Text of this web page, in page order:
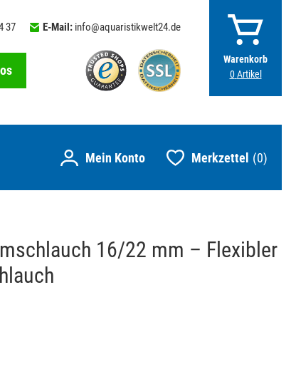
Warenkorb
0 Artikel
37 E-Mail: info@aquaristikwelt24.de
Merkzettel 0
16/22 mm – Flexibler